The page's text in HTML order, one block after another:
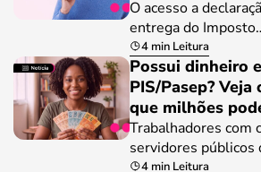
O acesso a
entrega do
4 min Leitura
Possui dinheiro
PIS/Pasep?
que milhões
Trabalhadores com
servidores
4 min Leitura